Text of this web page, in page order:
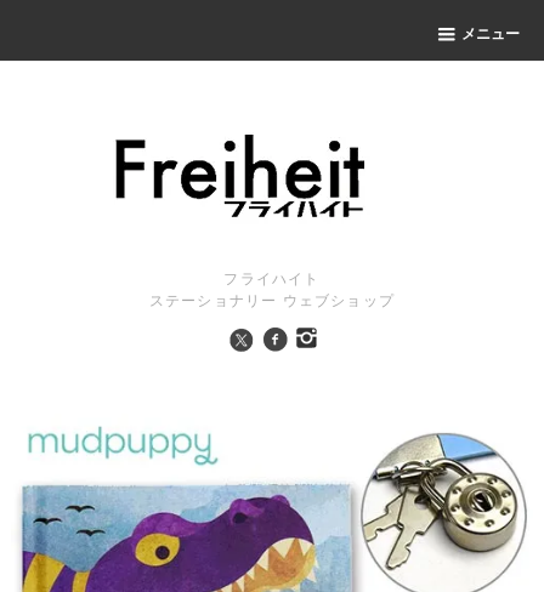
メニュー
フライハイト
ステーショナリー ウェブショップ